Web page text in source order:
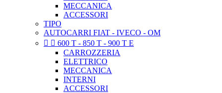
MECCANICA
ACCESSORI
TIPO
AUTOCARRI FIAT - IVECO - OM
  600 T - 850 T - 900 T E
CARROZZERIA
ELETTRICO
MECCANICA
INTERNI
ACCESSORI